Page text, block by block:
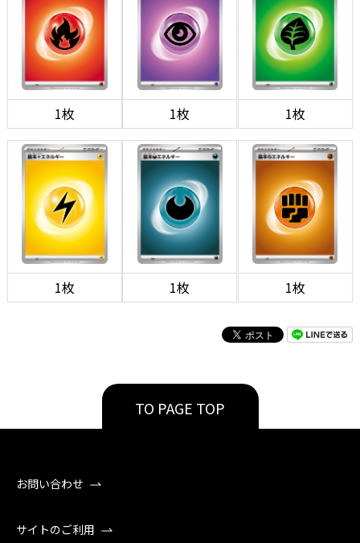
1枚 1枚 1枚
1枚 1枚 1枚
TO PAGE TOP
お問い合わせ
サイトのご利用